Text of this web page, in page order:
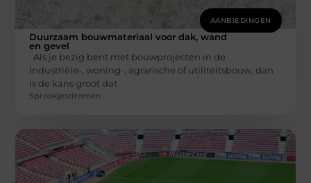
AANBIEDINGEN
Duurzaam bouwmateriaal voor dak, wand
en gevel
Als je bezig bent met bouwprojecten in de
industriële-, woning-, agrarische of utiliteitsbouw, dan
is de kans groot dat
Sprookjesdromen